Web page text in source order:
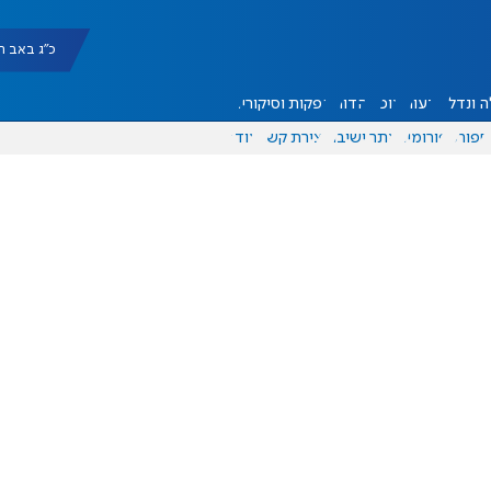
כ"ג באב תשפ"ו
ונדל"ן דעות אוכל יהדות הפקות וסיקורים
ספורט פורומים אתר ישיבה יצירת קשר עוד